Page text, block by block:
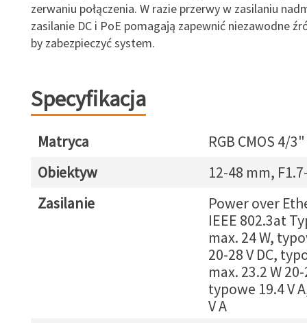
zerwaniu połączenia. W razie przerwy w zasilaniu
zasilanie DC i PoE pomagają zapewnić niezawodne
by zabezpieczyć system.
Specyfikacja
Matryca
RGB CMOS 4/3"
Obiektyw
12-48 mm,
Zasilanie
Power over
IEEE 802.3at
max. 24 W,
20-28 V DC,
max. 23.2 W 20-
typowe 19.4 V
V A